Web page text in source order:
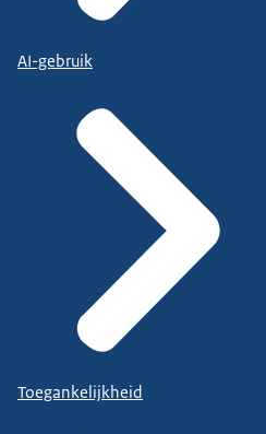
AI-gebruik
Toegankelijkheid